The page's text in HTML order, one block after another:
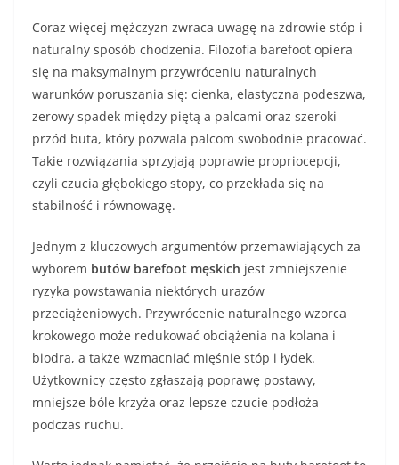
Coraz więcej mężczyzn zwraca uwagę na zdrowie stóp i
naturalny sposób chodzenia. Filozofia barefoot opiera
się na maksymalnym przywróceniu naturalnych
warunków poruszania się: cienka, elastyczna podeszwa,
zerowy spadek między piętą a palcami oraz szeroki
przód buta, który pozwala palcom swobodnie pracować.
Takie rozwiązania sprzyjają poprawie propriocepcji,
czyli czucia głębokiego stopy, co przekłada się na
stabilność i równowagę.
Jednym z kluczowych argumentów przemawiających za
wyborem butów barefoot męskich jest zmniejszenie
ryzyka powstawania niektórych urazów
przeciążeniowych. Przywrócenie naturalnego wzorca
krokowego może redukować obciążenia na kolana i
biodra, a także wzmacniać mięśnie stóp i łydek.
Użytkownicy często zgłaszają poprawę postawy,
mniejsze bóle krzyża oraz lepsze czucie podłoża
podczas ruchu.